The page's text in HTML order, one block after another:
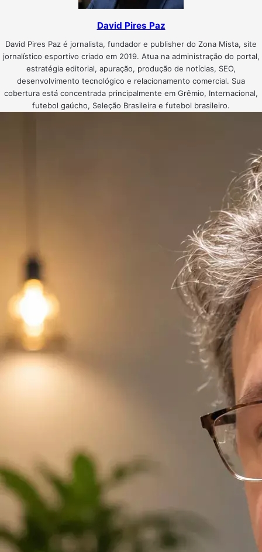
David Pires Paz
David Pires Paz é jornalista, fundador e publisher do Zona Mista, site
jornalístico esportivo criado em 2019. Atua na administração do portal,
estratégia editorial, apuração, produção de notícias, SEO,
desenvolvimento tecnológico e relacionamento comercial. Sua
cobertura está concentrada principalmente em Grêmio, Internacional,
futebol gaúcho, Seleção Brasileira e futebol brasileiro.